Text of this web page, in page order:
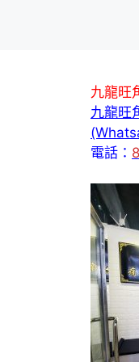
九龍旺
九龍旺
電話：